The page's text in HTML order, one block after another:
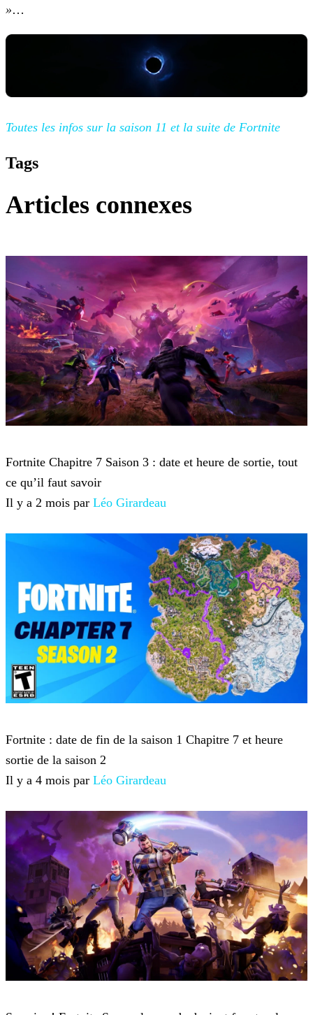
»…
Toutes les infos sur la saison 11 et la suite de Fortnite
Tags
Articles connexes
Fortnite Chapitre 7 Saison 3 : date et heure de sortie, tout
ce qu’il faut savoir
Il y a 2 mois par Léo Girardeau
Fortnite : date de fin de la saison 1 Chapitre 7 et heure
sortie de la saison 2
Il y a 4 mois par Léo Girardeau